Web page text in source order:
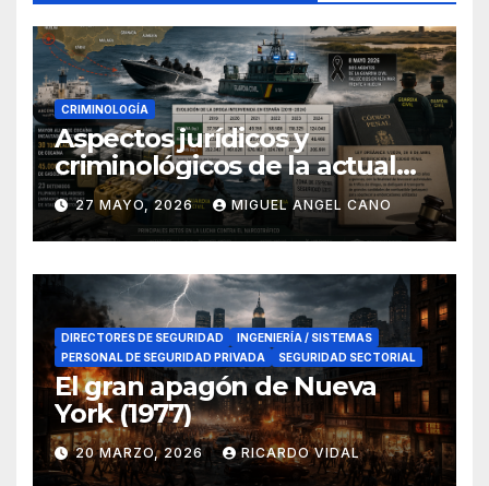
CRIMINOLOGÍA
Aspectos jurídicos y
criminológicos de la actual
lucha contra el narcotráfico
en el sur de España
27 MAYO, 2026 MIGUEL ANGEL CANO
DIRECTORES DE SEGURIDAD
INGENIERÍA / SISTEMAS
PERSONAL DE SEGURIDAD PRIVADA
SEGURIDAD SECTORIAL
El gran apagón de Nueva
York (1977)
20 MARZO, 2026 RICARDO VIDAL